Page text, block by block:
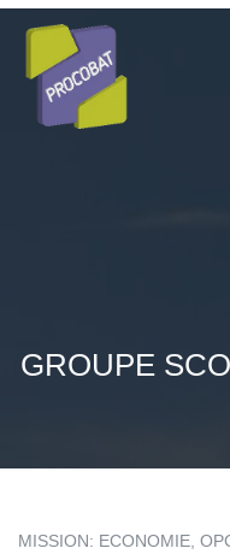
GROUPE
MISSION: ECONOMIE,